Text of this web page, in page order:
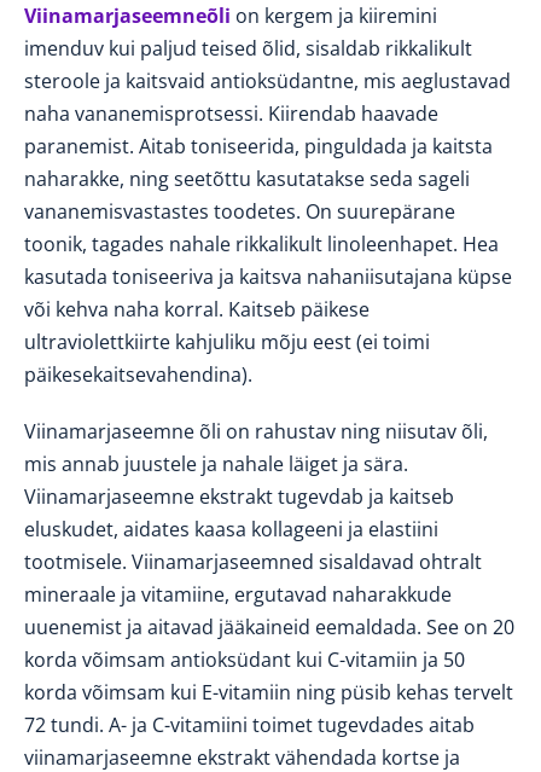
Viinamarjaseemneõli on kergem ja kiiremini
imenduv kui paljud teised õlid, sisaldab rikkalikult
steroole ja kaitsvaid antioksüdantne, mis aeglustavad
naha vananemisprotsessi. Kiirendab haavade
paranemist. Aitab toniseerida, pinguldada ja kaitsta
naharakke, ning seetõttu kasutatakse seda sageli
vananemisvastastes toodetes. On suurepärane
toonik, tagades nahale rikkalikult linoleenhapet. Hea
kasutada toniseeriva ja kaitsva nahaniisutajana küpse
või kehva naha korral. Kaitseb päikese
ultraviolettkiirte kahjuliku mõju eest (ei toimi
päikesekaitsevahendina).
Viinamarjaseemne õli on rahustav ning niisutav õli,
mis annab juustele ja nahale läiget ja sära.
Viinamarjaseemne ekstrakt tugevdab ja kaitseb
eluskudet, aidates kaasa kollageeni ja elastiini
tootmisele. Viinamarjaseemned sisaldavad ohtralt
mineraale ja vitamiine, ergutavad naharakkude
uuenemist ja aitavad jääkaineid eemaldada. See on 20
korda võimsam antioksüdant kui C-vitamiin ja 50
korda võimsam kui E-vitamiin ning püsib kehas tervelt
72 tundi. A- ja C-vitamiini toimet tugevdades aitab
viinamarjaseemne ekstrakt vähendada kortse ja